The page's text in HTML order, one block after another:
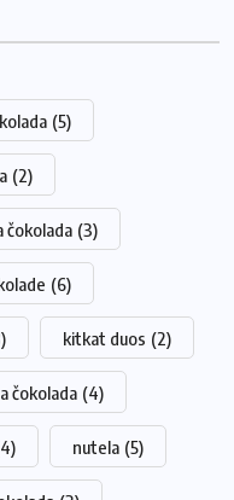
(5)
(2)
čokolada (3)
(6)
kitkat duos (2)
čokolada (4)
nutela (5)